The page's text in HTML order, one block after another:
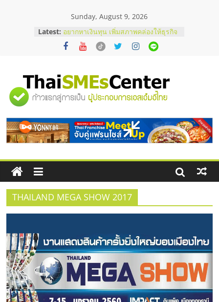
Sunday, August 9, 2026
Latest: อยากหาเงินทุน เพิ่มสภาพคล่องให้ธุรกิจ
เริ่มยังไงให้ผ่านฉลุย
สัมมนาออนไลน์ โอกาสบริหารสถานี
ThaiFranchise Meet Up จับคู่แฟรน
ไชส์ ครั้งที่ 8
ร้านเครื่องเสียงคุณภาพสูง พร้อม
บริษัท Cybersecurity ในไทยที่ไหนดี?
วิธีเลือกผู้ให้บริการให้คุ้มค่าและตอบ
โจทย์ธุรกิจ
"ศูนย์
รวม
ข้อมูล
ธุรกิจ
SME
แห่ง
ประเทศไทย,
ThaiSMEsCenter,
THAILAND MEGA SHOW 2017